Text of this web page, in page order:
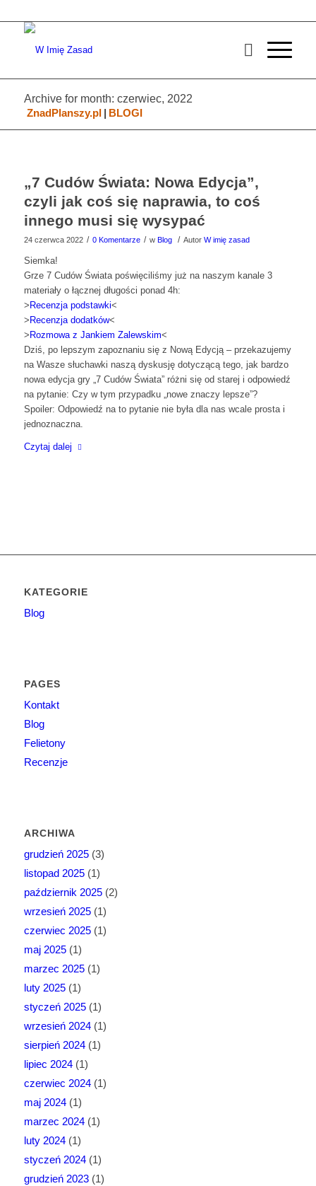
Archive for month: czerwiec, 2022
ZnadPlanszy.pl | BLOGI
„7 Cudów Świata: Nowa Edycja”,
czyli jak coś się naprawia, to coś
innego musi się wysypać
24 czerwca 2022 / 0 Komentarze / w Blog / Autor W imię zasad
Siemka!
Grze 7 Cudów Świata poświęciliśmy już na naszym kanale 3
materiały o łącznej długości ponad 4h:
> Recenzja podstawki<
> Recenzja dodatków<
> Rozmowa z Jankiem Zalewskim<
Dziś, po lepszym zapoznaniu się z Nową Edycją – przekazujemy
na Wasze słuchawki naszą dyskusję dotyczącą tego, jak bardzo
nowa edycja gry „7 Cudów Świata” różni się od starej i odpowiedź
na pytanie: Czy w tym przypadku „nowe znaczy lepsze”?
Spoiler: Odpowiedź na to pytanie nie była dla nas wcale prosta i
jednoznaczna.
Czytaj dalej
KATEGORIE
Blog
PAGES
Kontakt
Blog
Felietony
Recenzje
ARCHIWA
grudzień 2025(3)
listopad 2025(1)
październik 2025(2)
wrzesień 2025(1)
czerwiec 2025(1)
maj 2025(1)
marzec 2025(1)
luty 2025(1)
styczeń 2025(1)
wrzesień 2024(1)
sierpień 2024(1)
lipiec 2024(1)
czerwiec 2024(1)
maj 2024(1)
marzec 2024(1)
luty 2024(1)
styczeń 2024(1)
grudzień 2023(1)